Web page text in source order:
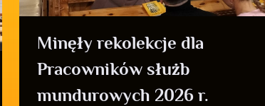
Minęły rekolekcje dla
Pracowników służb
mundurowych 2026 r.